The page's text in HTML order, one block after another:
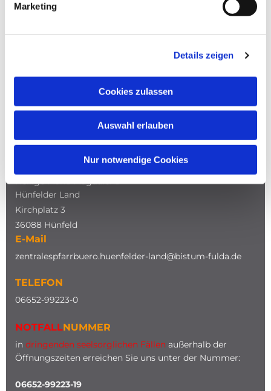
Marketing
Details zeigen
Cookies zulassen
Auswahl erlauben
Nur notwendige Cookies
NAVIGATION
Heilige Maria Magdalena
Hünfelder Land
Kirchplatz 3
36088 Hünfeld
E-Mail
zentralespfarrbuero.huenfelder-land@bistum-fulda.de
TELEFON
06652-99223-0
NOTFALLNUMMER
in dringenden seelsorglichen Fällen außerhalb der
Öffnungszeiten erreichen Sie uns unter der Nummer:
06652-99223-19